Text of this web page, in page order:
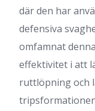
där den har
defensiva
omfamnat
effektivitet i att
ruttlöpning och